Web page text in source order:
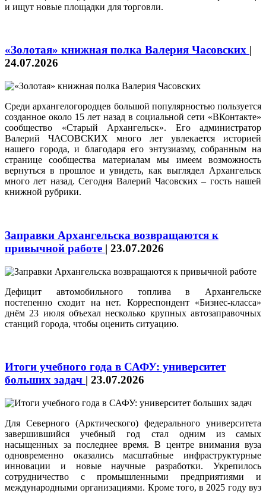
и ищут новые площадки для торговли.
«Золотая» книжная полка Валерия Часовских |
24.07.2026
Среди архангелогородцев большой популярностью пользуется
созданное около 15 лет назад в социальной сети «ВКонтакте»
сообщество «Старый Архангельск». Его администратор
Валерий ЧАСОВСКИХ много лет увлекается историей
нашего города, и благодаря его энтузиазму, собранным на
странице сообщества материалам мы имеем возможность
вернуться в прошлое и увидеть, как выглядел Архангельск
много лет назад. Сегодня Валерий Часовских – гость нашей
книжной рубрики.
Заправки Архангельска возвращаются к
привычной работе | 23.07.2026
Дефицит автомобильного топлива в Архангельске
постепенно сходит на нет. Корреспондент «Бизнес-класса»
днём 23 июля объехал несколько крупных автозаправочных
станций города, чтобы оценить ситуацию.
Итоги учебного года в САФУ: университет
больших задач | 23.07.2026
Для Северного (Арктического) федерального университета
завершившийся учебный год стал одним из самых
насыщенных за последнее время. В центре внимания вуза
одновременно оказались масштабные инфраструктурные
инновации и новые научные разработки. Укрепилось
сотрудничество с промышленными предприятиями и
международными организациями. Кроме того, в 2025 году вуз